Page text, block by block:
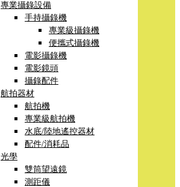
專業攝錄設備
手持攝錄機
專業級攝錄機
便攜式攝錄機
電影攝錄機
電影鏡頭
攝錄配件
航拍器材
航拍機
專業級航拍機
水底/陸地遙控器材
配件/消耗品
光學
雙筒望遠鏡
測距儀